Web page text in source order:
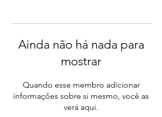
Ainda não há nada para
mostrar
Quando esse membro adicionar
informações sobre si mesmo, você as
verá aqui.